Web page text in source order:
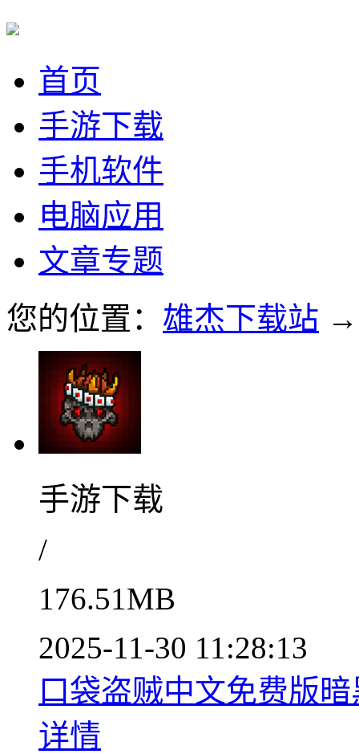
首页
手游下载
手机软件
电脑应用
文章专题
您的位置： 雄杰下载站
手游下载
/
176.51MB
2025-11-30 11:28:13
口袋盗贼中文免费版
详情